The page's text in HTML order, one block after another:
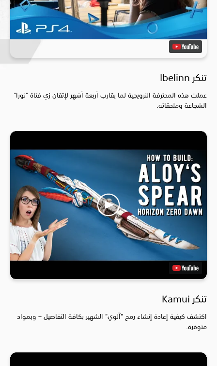
تنكر Ibelinn
عملت هذه المحترفة النرويجية لما يقارب أربعة أشهر لإتقان زي فتاة "نورا"
الشجاعة وملحقاته.
تنكر Kamui
اكتشف كيفية إعادة إنشاء رمح "آلوي" الشهير بكافة التفاصيل – وبمواد
متوفرة.